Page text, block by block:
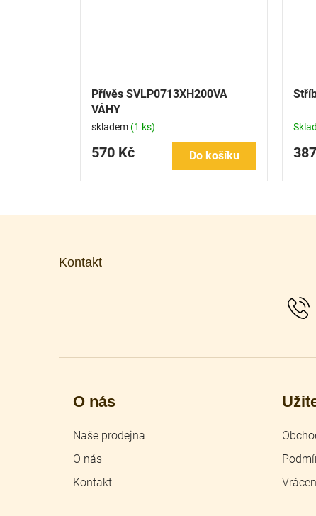
Přívěs SVLP0713XH200VA
VÁHY
skladem (1 ks)
570 Kč Do košíku
Kontakt
O nás
Naše prodejna
O nás
Kontakt